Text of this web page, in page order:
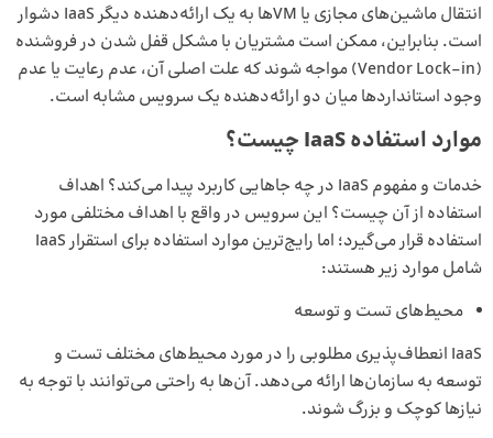
انتقال ماشین‌های مجازی یا VMها به یک ارائه‌دهنده دیگر IaaS دشوار
است. بنابراین، ممکن است مشتریان با مشکل قفل شدن در فروشنده
(Vendor Lock-in) مواجه شوند که علت اصلی آن، عدم رعایت یا عدم
وجود استانداردها میان دو ارائه‌دهنده یک سرویس مشابه است.
موارد استفاده IaaS چیست؟
خدمات و مفهوم IaaS در چه جاهایی کاربرد پیدا می‌کند؟ اهداف
استفاده از آن چیست؟ این سرویس در واقع با اهداف مختلفی مورد
استفاده قرار می‌گیرد؛ اما رایج‌ترین موارد استفاده برای استقرار IaaS
شامل موارد زیر هستند:
محیط‌های تست و توسعه
IaaS انعطاف‌پذیری مطلوبی را در مورد محیط‌های مختلف تست و
توسعه به سازمان‌ها ارائه می‌دهد. آن‌ها به ‌راحتی می‌توانند با توجه به
نیازها کوچک و بزرگ شوند.